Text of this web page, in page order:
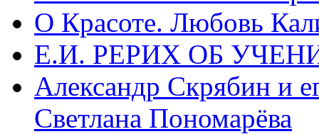
О Красоте. Любовь
Е.И. РЕРИХ ОБ
Александр Скрябин и
Светлана Пономарёва